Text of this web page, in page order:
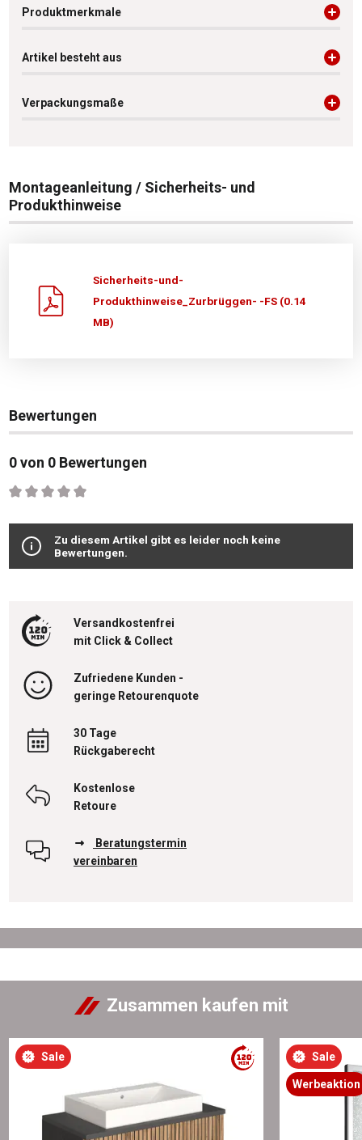
Produktmerkmale
Artikel besteht aus
Verpackungsmaße
Montageanleitung / Sicherheits- und
Produkthinweise
Sicherheits-und-
Produkthinweise_Zurbrüggen- -FS (0.14
MB)
Bewertungen
0 von 0 Bewertungen
Durchschnittliche Bewertung von 0 von 5 Sternen
Zu diesem Artikel gibt es leider noch keine
Bewertungen.
Versandkostenfrei
mit Click & Collect
Zufriedene Kunden -
geringe Retourenquote
30 Tage
Rückgaberecht
Kostenlose
Retoure
Beratungstermin
vereinbaren
Zusammen kaufen mit
Sale Sale
Werbeaktion